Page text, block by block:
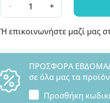
- +
Ή επικοινωνήστε μαζί μας
ΠΡΟΣΦΟΡΑ
σε όλα μας τα
Προσθήκη